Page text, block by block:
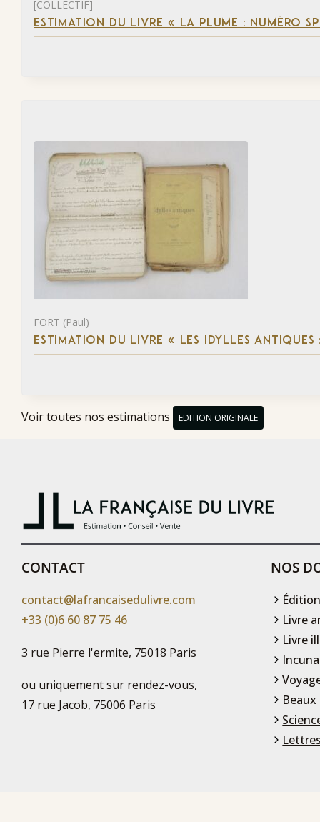
[COLLECTIF]
ESTIMATION DU LIVRE « LA PLUME : NUMÉRO
FORT (Paul)
ESTIMATION DU LIVRE « LES IDYLLES
Voir toutes nos estimations EDITION ORIGINALE
CONTACT
contact@lafrancaisedulivre.com
+33 (0)6 60 87 75 46
3 rue Pierre l'ermite, 75018 Paris
ou uniquement sur rendez-vous,
17 rue Jacob, 75006 Paris
NOS
Livre
Livre